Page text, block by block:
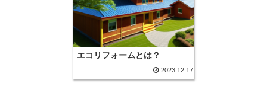
エコリフォームとは？
2023.12.17